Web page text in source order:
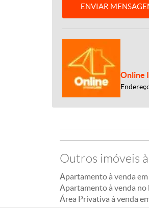
ENVIAR
Online
Outros imóveis
Apartamento à venda
Apartamento à venda
Área Privativa à venda